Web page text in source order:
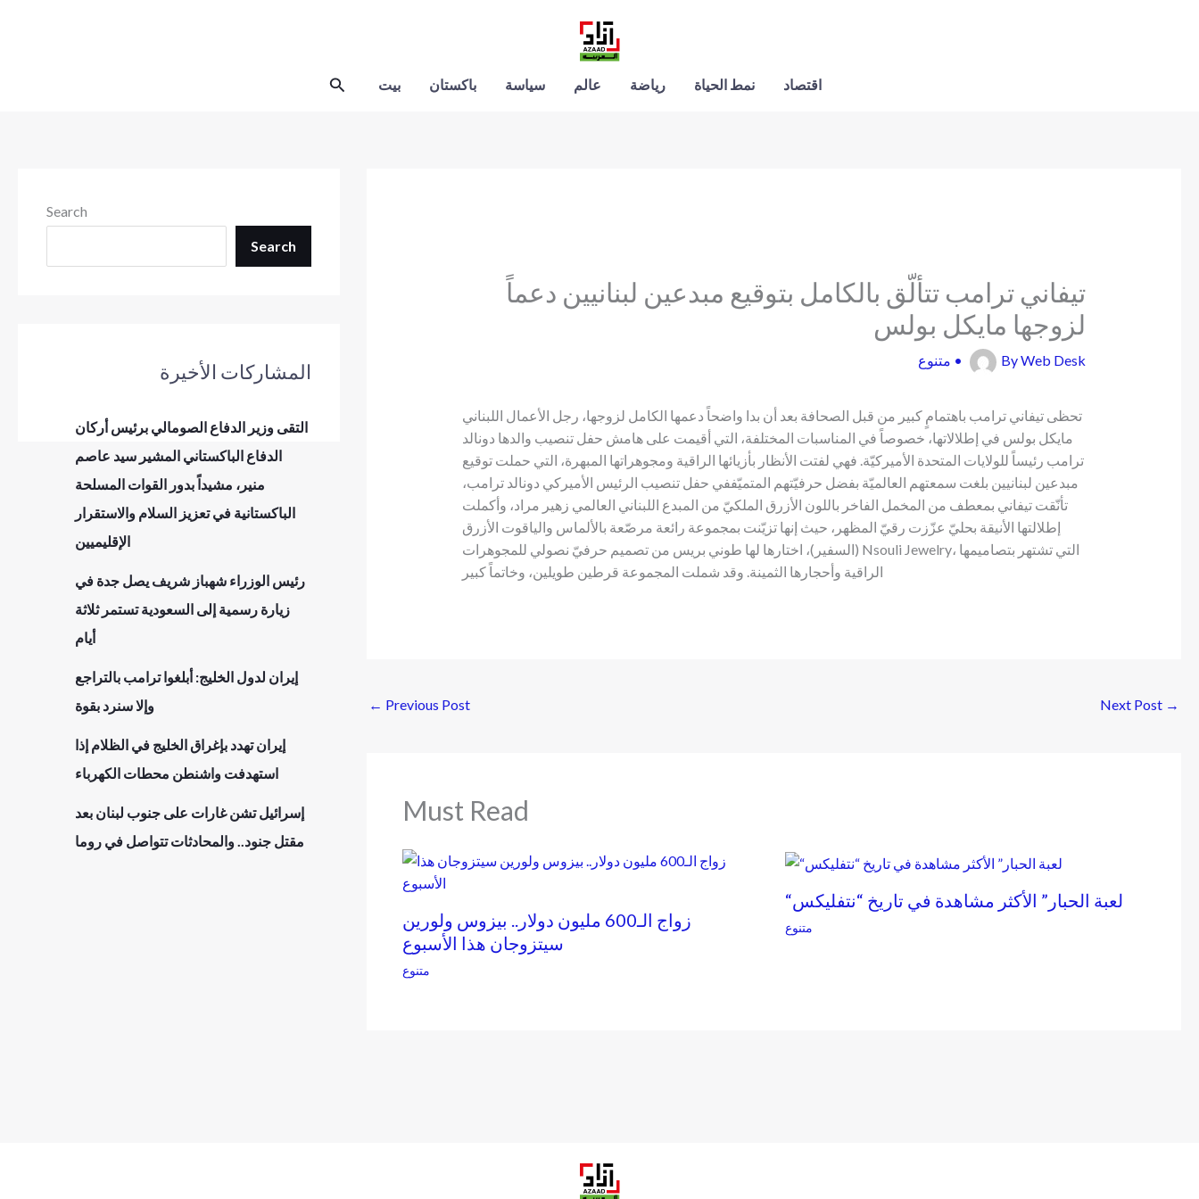
Search بيت باكستان سياسة عالم رياضة نمط الحياة اقتصاد
Search
Search
المشاركات الأخيرة
التقى وزير الدفاع الصومالي برئيس أركان
الدفاع الباكستاني المشير سيد عاصم
منير، مشيداً بدور القوات المسلحة
الباكستانية في تعزيز السلام والاستقرار
الإقليميين
رئيس الوزراء شهباز شريف يصل جدة في
زيارة رسمية إلى السعودية تستمر ثلاثة
أيام
إيران لدول الخليج: أبلغوا ترامب بالتراجع
وإلا سنرد بقوة
إيران تهدد بإغراق الخليج في الظلام إذا
استهدفت واشنطن محطات الكهرباء
إسرائيل تشن غارات على جنوب لبنان بعد
مقتل جنود.. والمحادثات تتواصل في روما
تيفاني ترامب تتألّق بالكامل بتوقيع مبدعين لبنانيين دعماً
لزوجها مايكل بولس
متنوع • ByWeb Desk
تحظى تيفاني ترامب باهتمامٍ كبير من قبل الصحافة بعد أن بدا واضحاً دعمها الكامل لزوجها، رجل الأعمال اللبناني
مايكل بولس في إطلالاتها، خصوصاً في المناسبات المختلفة، التي أقيمت على هامش حفل تنصيب والدها دونالد
ترامب رئيساً للولايات المتحدة الأميركيّة. فهي لفتت الأنظار بأزيائها الراقية ومجوهراتها المبهرة، التي حملت توقيع
مبدعين لبنانيين بلغت سمعتهم العالميّة بفضل حرفيّتهم المتميّففي حفل تنصيب الرئيس الأميركي دونالد ترامب،
تأنّقت تيفاني بمعطف من المخمل الفاخر باللون الأزرق الملكيّ من المبدع اللبناني العالمي زهير مراد، وأكملت
إطلالتها الأنيقة بحليّ عزّزت رقيّ المظهر، حيث إنها تزيّنت بمجموعة رائعة مرصّعة بالألماس والياقوت الأزرق
(السفير)، اختارها لها طوني بريس من تصميم حرفيّ نصولي للمجوهرات Nsouli Jewelry، التي تشتهر بتصاميمها
الراقية وأحجارها الثمينة. وقد شملت المجموعة قرطين طويلين، وخاتماً كبير
← Previous Post Next Post →
Must Read
زواج الـ600 مليون دولار.. بيزوس ولورين
سيتزوجان هذا الأسبوع
متنوع
“لعبة الحبار” الأكثر مشاهدة في تاريخ “نتفليكس
متنوع